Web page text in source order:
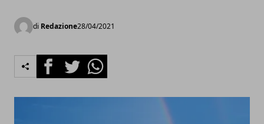
di Redazione28/04/2021
FacebookTwitterWhatsapp